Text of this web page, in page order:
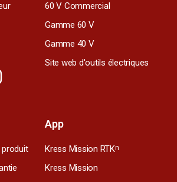
60 V Commercial
Gamme 60 V
Gamme 40 V
Site web d'outils électriques
produit
App
Kress Mission RTKn
Kress Mission